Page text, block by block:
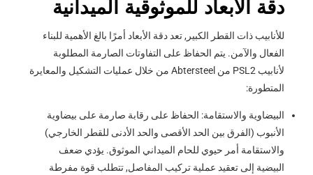
دقة الأبعاد للموثوقية الميدانية
للأنابيب ذات القطر الكبير, تعد دقة الأبعاد أمرًا بالغ الأهمية للبناء
الفعال والآمن. يتم الحفاظ على التفاوتات الصارمة المطلوبة
لأنابيب PSL2 من Abtersteel من خلال عمليات التشكيل والمعايرة
المتطورة:
البيضاوية والاستقامة: الحفاظ على رقابة صارمة على بيضاوية
الأنبوب (الفرق بين الحد الأقصى والحد الأدنى للقطر الخارجي)
والاستقامة أمر حيوي للحام الميداني الموثوق. يؤدي ضعف
البيضية إلى تعقيد عملية تركيب المفاصل, تتطلب قوة مفرطة